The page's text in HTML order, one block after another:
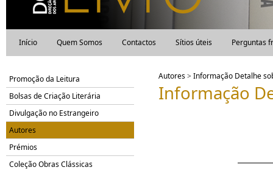
Início Quem Somos Contactos Sítios úteis Perguntas
Promoção da Leitura
Bolsas de Criação Literária
Divulgação no Estrangeiro
Autores
Prémios
Coleção Obras Clássicas
Autores>Informação Detalhe
Informação